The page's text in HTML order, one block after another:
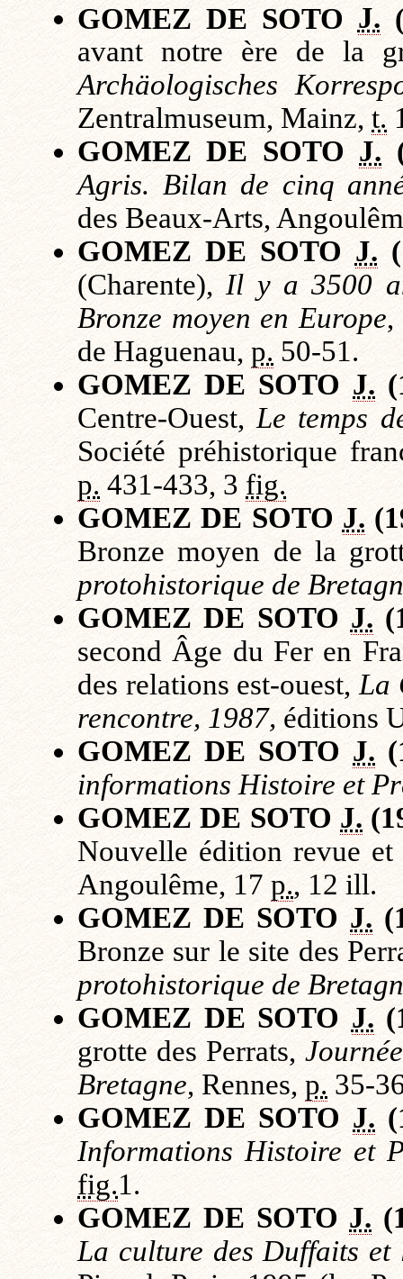
GOMEZ DE SOTO J.
avant notre ère de la
Archäologisches
Zentralmuseum, Mainz,t.
GOMEZ DE SOTO J.
Agris. Bilan de cinq
des Beaux-Arts,
GOMEZ DE SOTO J.
(Charente),Il y a 3500
Bronze moyen en Europe,
de Haguenau,p. 50-51.
GOMEZ DE SOTO J.
Centre-Ouest,Le temps
Société préhistorique
p. 431-433, 3 fig.
GOMEZ DE SOTO J.
Bronze moyen de la
protohistorique de
GOMEZ DE SOTO J.
second Âge du Fer en
des relations est-ouest,La
rencontre, 1987, éditions
GOMEZ DE SOTO J.
informations Histoire et
GOMEZ DE SOTO J.
Nouvelle édition revue et
Angoulême, 17p., 12 ill.
GOMEZ DE SOTO J.
Bronze sur le site des
protohistorique de
GOMEZ DE SOTO J.
grotte des Perrats,
Bretagne, Rennes,p. 35-
GOMEZ DE SOTO J.
Informations Histoire et
fig.1.
GOMEZ DE SOTO J.
La culture des Duffaits